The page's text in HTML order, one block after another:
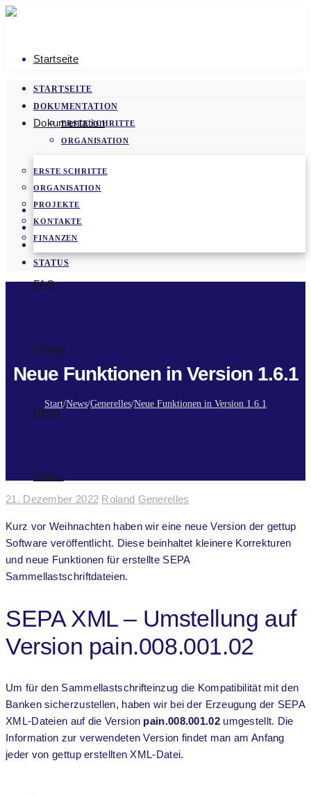
Startseite
Dokumentation
ERSTE SCHRITTE
ORGANISATION
PROJEKTE
KONTAKTE
FINANZEN
FAQ
Videos
News
Status
STARTSEITE
DOKUMENTATION
ERSTE SCHRITTE
ORGANISATION
KONTAKTE
FINANZEN
FAQ
VIDEOS
STATUS
Neue Funktionen in Version 1.6.1
Start/News/Generelles/Neue Funktionen in Version 1.6.1
21. Dezember 2022 Roland Generelles
Kurz vor Weihnachten haben wir eine neue Version der gettup
Software veröffentlicht. Diese beinhaltet kleinere Korrekturen
und neue Funktionen für erstellte SEPA
Sammellastschriftdateien.
SEPA XML – Umstellung auf
Version pain.008.001.02
Um für den Sammellastschrifteinzug die Kompatibilität mit den
Banken sicherzustellen, haben wir bei der Erzeugung der SEPA
XML-Dateien auf die Version pain.008.001.02umgestellt. Die
Information zur verwendeten Version findet man am Anfang
jeder von gettup erstellten XML-Datei.